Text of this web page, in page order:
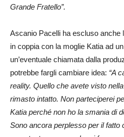
Grande Fratello”.
Ascanio Pacelli ha escluso anche
in coppia con la moglie Katia ad
un’eventuale chiamata dalla
potrebbe fargli cambiare idea: “A
reality. Quello che avete visto
rimasto intatto. Non parteciperei
Katia perché non ho la smania di
Sono ancora perplesso per il fatto